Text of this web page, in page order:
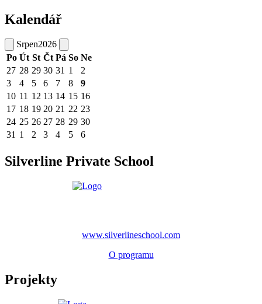
Kalendář
Srpen2026
Po Út St Čt Pá So Ne
27 28 29 30 31 1
2
3
4 5 6 7 8
9
10 11 12 13 14 15 16
17 18 19 20 21 22 23
24 25 26 27 28 29 30
31 1 2 3 4 5 6
Silverline Private School
www.silverlineschool.com
O programu
Projekty